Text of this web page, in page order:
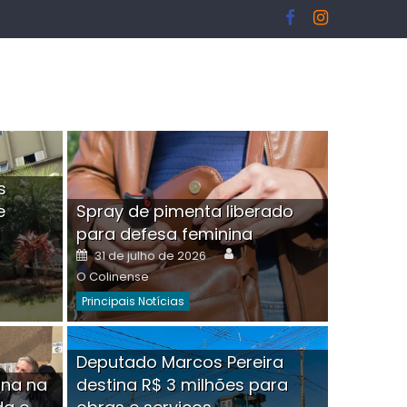
Martins Tristão é
mascarado
Spray de pimenta liberado
para defesa feminina
Posted
on
31 de julho de 2026 Author
O Colinense
Principais Notícias
na
Deputado Marcos Pereira
destina R$ 3 milhões para